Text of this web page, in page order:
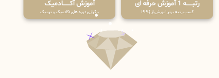
رتبــــــه 1 آموزش حرفه ای
کسب رتبه برتر آموزش از PPQ
آموزش آکـــــــادمیک
برگزاری دوره های آکادمیک و ترمیک